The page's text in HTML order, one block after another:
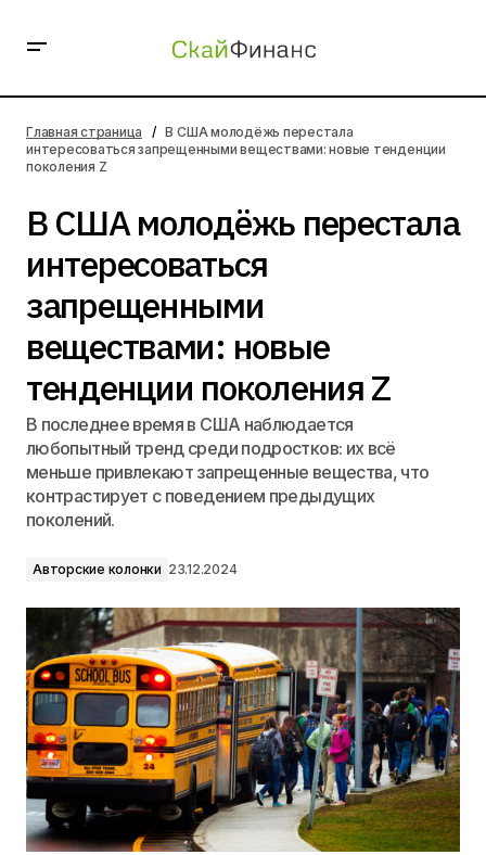
запрещенными веществами: новые тенденции
поколения Z
Главная страница
В США молодёжь перестала
интересоваться запрещенными веществами: новые тенденции
поколения Z
В США молодёжь перестала
интересоваться
запрещенными
веществами: новые
тенденции поколения Z
В последнее время в США наблюдается
любопытный тренд среди подростков: их всё
меньше привлекают запрещенные вещества, что
контрастирует с поведением предыдущих
поколений.
Авторские колонки 23.12.2024